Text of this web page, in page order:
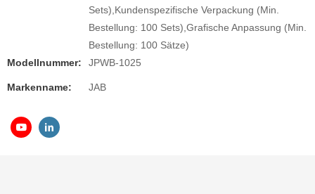
Sets),Kundenspezifische Verpackung (Min.
Bestellung: 100 Sets),Grafische Anpassung (Min.
Bestellung: 100 Sätze)
Modellnummer:
JPWB-1025
Markenname: JAB